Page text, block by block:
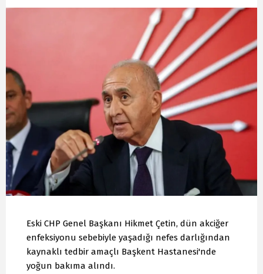
Eski CHP Genel Başkanı Hikmet Çetin, dün akciğer
enfeksiyonu sebebiyle yaşadığı nefes darlığından
kaynaklı tedbir amaçlı Başkent Hastanesi'nde
yoğun bakıma alındı.